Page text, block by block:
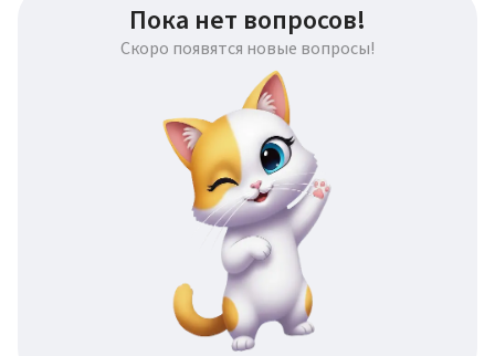
Пока нет вопросов!
Скоро появятся новые вопросы!